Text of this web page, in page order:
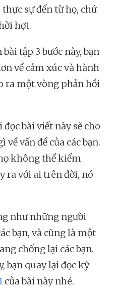
sự đến từ họ, chứ
hợt.
tập 3 bước này, bạn
về cảm xúc và hành
ra một vòng phản hồi
bài viết này sẽ cho
vấn đề của các bạn.
không thể kiểm
ra với ai trên đời, nó
như những người
bạn, và cũng là một
chống lại các bạn.
bạn quay lại đọc kỹ
của bài này nhé.